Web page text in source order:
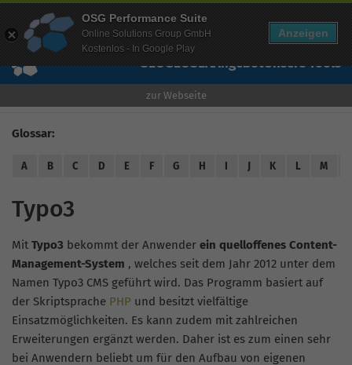
Wissen Free Checks Über uns Free Account
SEOGEOSEAAngebotUnsere Tools
zur Webseite
Glossar:
A B C D E F G H K L M
Typo3
Mit Typo3 bekommt der Anwender ein quelloffenes Content-
Management-System , welches seit dem Jahr 2012 unter dem
Namen Typo3 CMS geführt wird. Das Programm basiert auf
der Skriptsprache PHP und besitzt vielfältige
Einsatzmöglichkeiten. Es kann zudem mit zahlreichen
Erweiterungen ergänzt werden. Daher ist es zum einen sehr
bei Anwendern beliebt um für den Aufbau von eigenen
OSG Performance Suite
Online Solutions Group GmbH
Kostenlos - In Google Play
Anzeigen